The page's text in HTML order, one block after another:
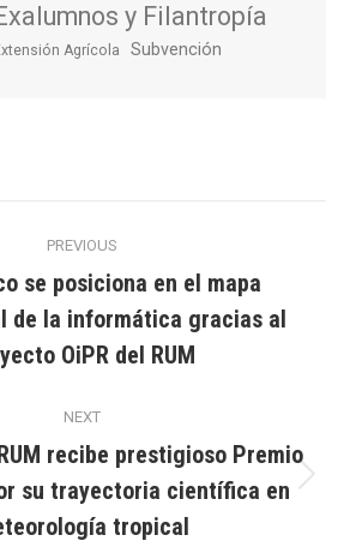
y Filantropía
Agrícola Subvención
PREVIOUS
Previous
post:
se posiciona en el mapa
de la informática gracias al
OiPR del RUM
NEXT
Next
post:
recibe prestigioso Premio
su trayectoria científica en
tropical